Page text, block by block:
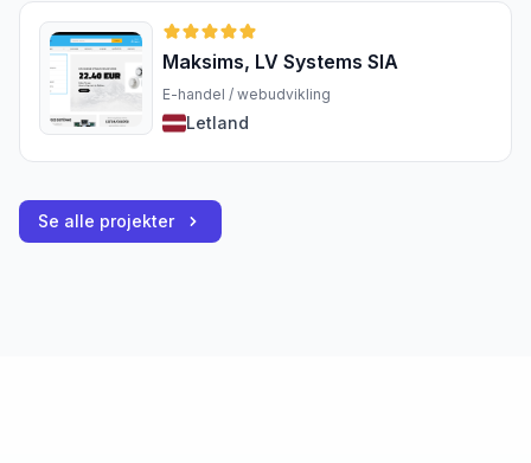
Maksims, LV Systems SIA
E-handel / webudvikling
Letland
Se alle projekter